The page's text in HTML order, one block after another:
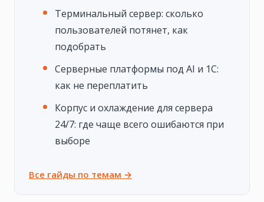
Терминальный сервер: сколько
пользователей потянет, как
подобрать
Серверные платформы под AI и 1С:
как не переплатить
Корпус и охлаждение для сервера
24/7: где чаще всего ошибаются при
выборе
Все гайды по темам →